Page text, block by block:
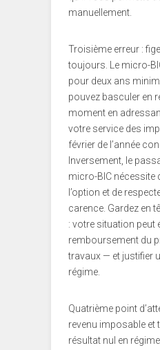
manuellement.
Troisième erreur :
toujours. Le micro-
pour deux ans
pouvez basculer en
moment en
votre service des
février de l’année
Inversement, le
micro-BIC nécessite
l’option et de
carence. Gardez en
: votre situation peut
remboursement du
travaux — et justifier
régime.
Quatrième point
revenu imposable et
résultat nul en